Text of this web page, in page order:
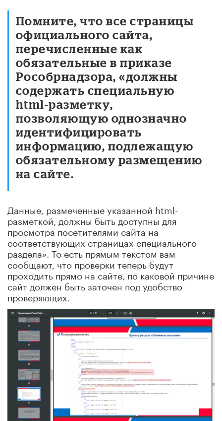
Помните, что все страницы
официального сайта,
перечисленные как
обязательные в приказе
Рособрнадзора, «должны
содержать специальную
html-разметку,
позволяющую однозначно
идентифицировать
информацию, подлежащую
обязательному размещению
на сайте.
Данные, размеченные указанной html-
разметкой, должны быть доступны для
просмотра посетителями сайта на
соответствующих страницах специального
раздела». То есть прямым текстом вам
сообщают, что проверки теперь будут
проходить прямо на сайте, по каковой причине
сайт должен быть заточен под удобство
проверяющих.